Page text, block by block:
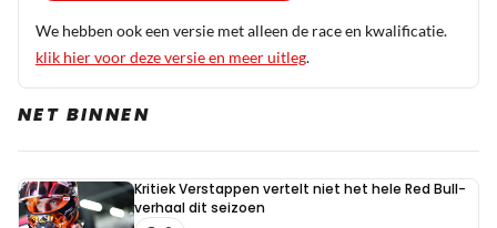
We hebben ook een versie met alleen de race en kwalificatie.
klik hier voor deze versie en meer uitleg.
NET BINNEN
Kritiek Verstappen vertelt niet het hele Red Bull-
verhaal dit seizoen